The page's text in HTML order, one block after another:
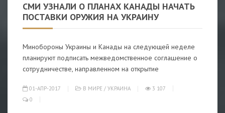
СМИ УЗНАЛИ О ПЛАНАХ КАНАДЫ НАЧАТЬ
ПОСТАВКИ ОРУЖИЯ НА УКРАИНУ
Минобороны Украины и Канады на следующей неделе
планируют подписать межведомственное соглашение о
сотрудничестве, направленном на открытие
01-АПР-2017 В МИРЕ / УКРАИНА
3 107
0